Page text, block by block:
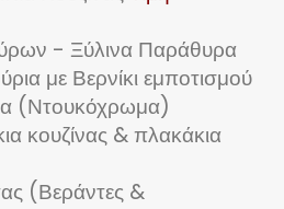
- Ξύλινα Παράθυρα
με Βερνίκι εμποτισμού
(Ντουκόχρωμα)
κουζίνας & πλακάκια
(Βεράντες &